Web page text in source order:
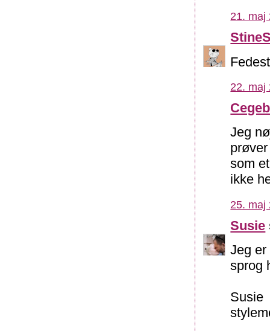
21. maj
22. maj
Jeg
som
ikke
25. maj
Susie
Jeg
sprog
Susie